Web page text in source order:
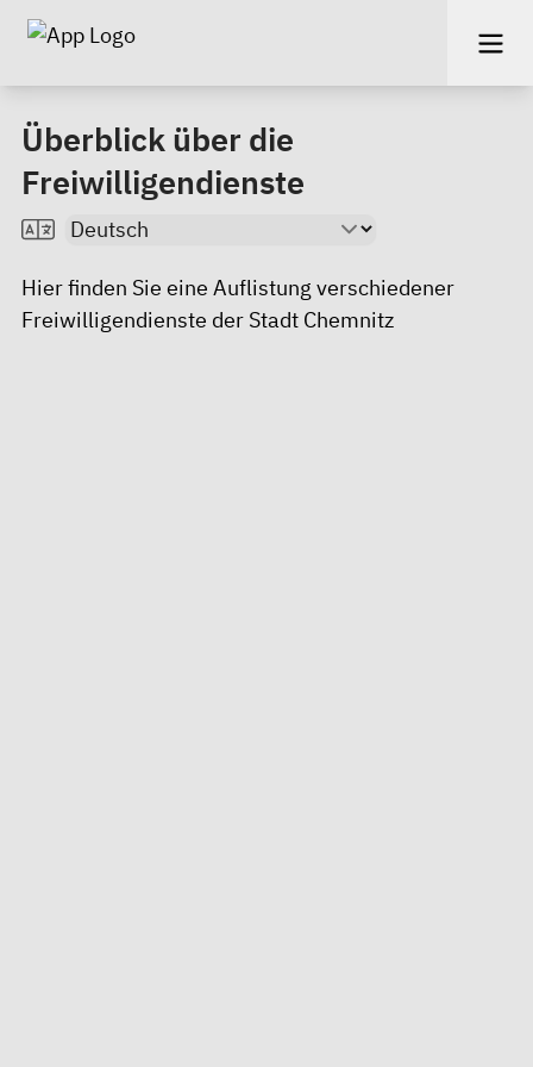
Überblick über die
Freiwilligendienste
Hier finden Sie eine Auflistung verschiedener
Freiwilligendienste der Stadt Chemnitz